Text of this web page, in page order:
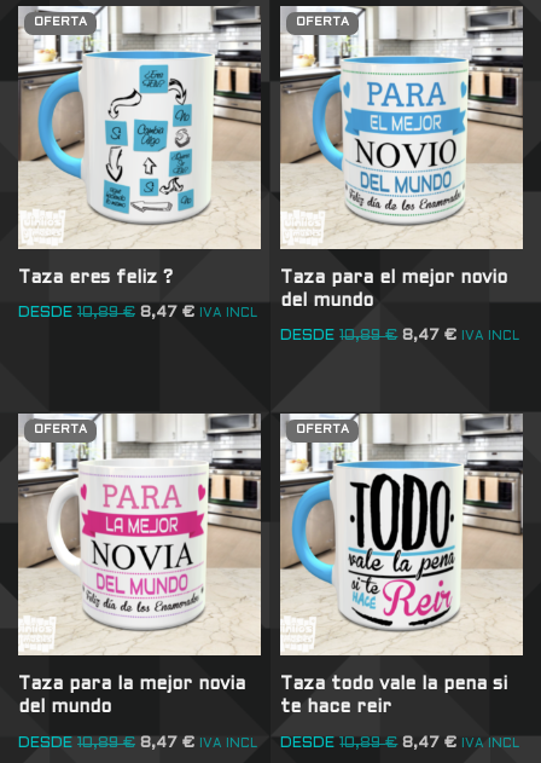
OFERTA
Taza eres feliz ?
DESDE 10,89€ 8,47 € IVA INCL
OFERTA
Taza para el mejor novio
del mundo
DESDE 10,89€ 8,47€ IVA INCL
OFERTA
Taza para la mejor novia
del mundo
DESDE 10,89€ 8,47 € IVA INCL
OFERTA
Taza todo vale la pena si
te hace reir
DESDE 10,89€ 8,47€ IVA INCL